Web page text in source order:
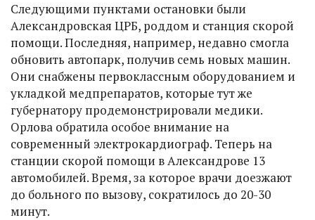
Следующими пунктами остановки были
Александровская ЦРБ, роддом и станция скорой
помощи. Последняя, например, недавно смогла
обновить автопарк, получив семь новых машин.
Они снабжены первоклассным оборудованием и
укладкой медпрепаратов, которые тут же
губернатору продемонстрировали медики.
Орлова обратила особое внимание на
современный электрокардиограф. Теперь на
станции скорой помощи в Александрове 13
автомобилей. Время, за которое врачи доезжают
до больного по вызову, сократилось до 20-30
минут.